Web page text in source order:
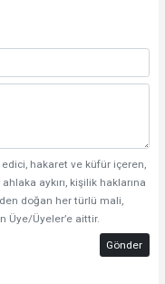
edici, hakaret ve küfür içeren,
aykırı, kişilik haklarına
doğan her türlü mali,
Üye/Üyeler’e aittir.
Gönder